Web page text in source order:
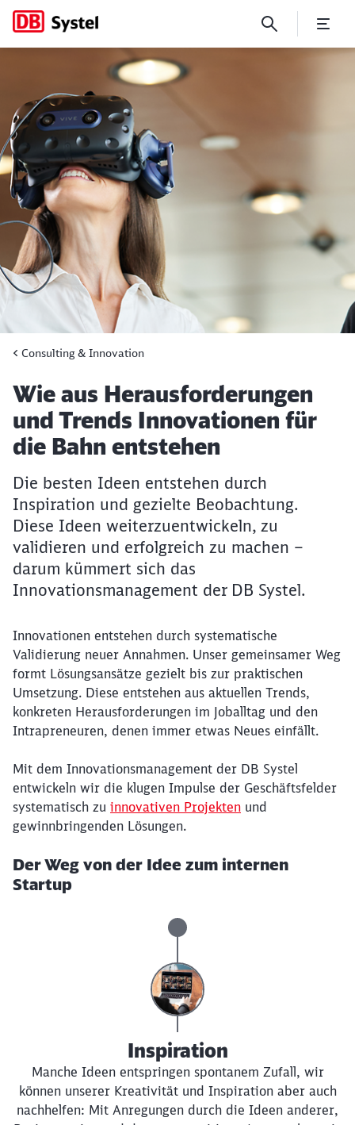
Wie aus
Consulting & Innovation
Artikel:
Wie aus Herausforderungen
und Trends Innovationen für
die Bahn entstehen
Die besten Ideen entstehen durch
Inspiration und gezielte Beobachtung.
Diese Ideen weiterzuentwickeln, zu
validieren und erfolgreich zu machen –
darum kümmert sich das
Innovationsmanagement der DB Systel.
Innovationen entstehen durch systematische
Validierung neuer Annahmen. Unser gemeinsamer Weg
formt Lösungsansätze gezielt bis zur praktischen
Umsetzung. Diese entstehen aus aktuellen Trends,
konkreten Herausforderungen im Joballtag und den
Intrapreneuren, denen immer etwas Neues einfällt.
Mit dem Innovationsmanagement der DB Systel
entwickeln wir die klugen Impulse der Geschäftsfelder
systematisch zu innovativen Projekten und
gewinnbringenden Lösungen.
Der Weg von der Idee zum internen
Startup
Inspiration
Manche Ideen entspringen spontanem Zufall, wir
können unserer Kreativität und Inspiration aber auch
nachhelfen: Mit Anregungen durch die Ideen anderer,